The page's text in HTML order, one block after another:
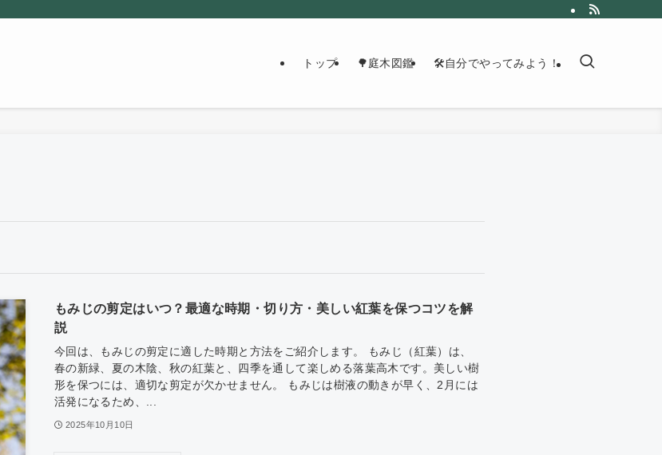
トップ 🌳庭木図鑑 🛠自分でやってみよう！
もみじの剪定はいつ？最適な時期・切り方・美しい紅葉を保つコツを解
説
今回は、もみじの剪定に適した時期と方法をご紹介します。 もみじ（紅葉）は、
春の新緑、夏の木陰、秋の紅葉と、四季を通して楽しめる落葉高木です。美しい樹
形を保つには、適切な剪定が欠かせません。 もみじは樹液の動きが早く、2月には
活発になるため、...
2025年10月10日